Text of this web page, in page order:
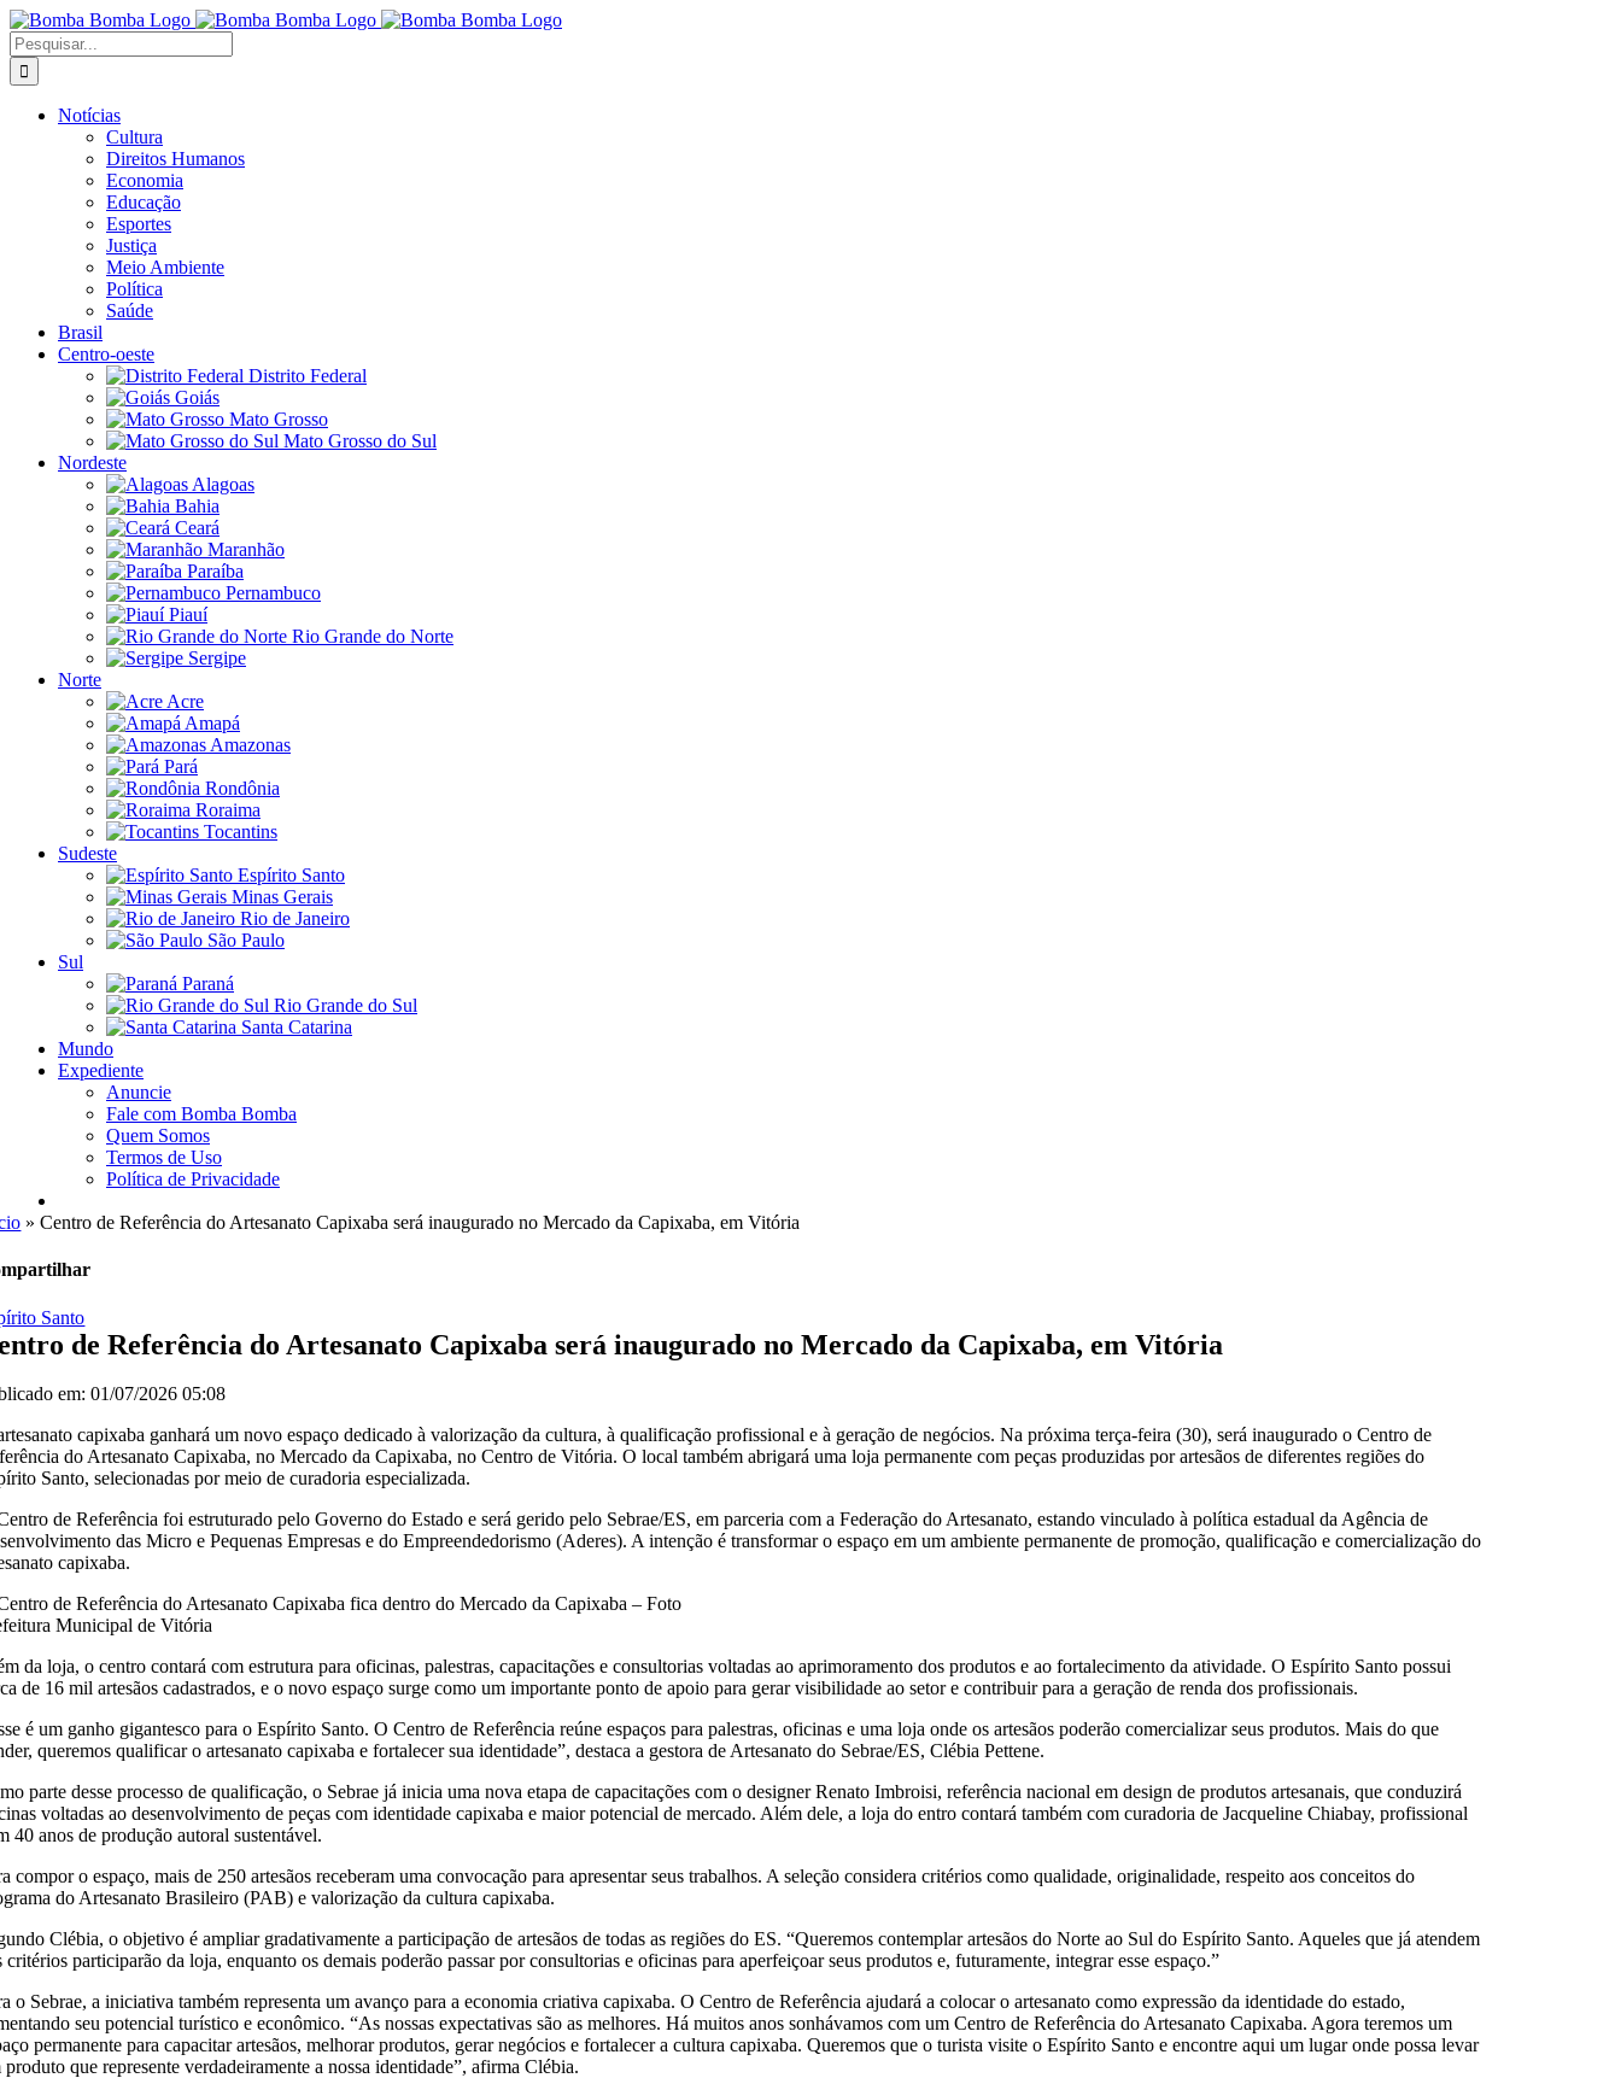
Ir
para
o
conteúdo
Buscar
resultados
para:
Notícias
Cultura
Direitos Humanos
Economia
Educação
Esportes
Justiça
Meio Ambiente
Política
Saúde
Brasil
Centro-oeste
Distrito Federal
Goiás
Mato Grosso
Mato Grosso do Sul
Nordeste
Alagoas
Bahia
Ceará
Maranhão
Paraíba
Pernambuco
Piauí
Rio Grande do Norte
Sergipe
Norte
Acre
Amapá
Amazonas
Pará
Rondônia
Roraima
Tocantins
Sudeste
Espírito Santo
Minas Gerais
Rio de Janeiro
São Paulo
Sul
Paraná
Rio Grande do Sul
Santa Catarina
Mundo
Expediente
Anuncie
Fale com Bomba Bomba
Quem Somos
Termos de Uso
Política de Privacidade
»Centro de Referência do Artesanato Capixaba será inaugurado no Mercado da Capixaba, em Vitória
Santo
de Referência do Artesanato Capixaba será inaugurado no Mercado da Capixaba, em Vitória
em: 01/07/2026 05:08
capixaba ganhará um novo espaço dedicado à valorização da cultura, à qualificação profissional e à geração de negócios. Na próxima terça-feira (30), será inaugurado o Centro de
do Artesanato Capixaba, no Mercado da Capixaba, no Centro de Vitória. O local também abrigará uma loja permanente com peças produzidas por artesãos de diferentes regiões do
Santo, selecionadas por meio de curadoria especializada.
de Referência foi estruturado pelo Governo do Estado e será gerido pelo Sebrae/ES, em parceria com a Federação do Artesanato, estando vinculado à política estadual da Agência de
das Micro e Pequenas Empresas e do Empreendedorismo (Aderes). A intenção é transformar o espaço em um ambiente permanente de promoção, qualificação e comercialização do
capixaba.
de Referência do Artesanato Capixaba fica dentro do Mercado da Capixaba – Foto
Municipal de Vitória
da loja, o centro contará com estrutura para oficinas, palestras, capacitações e consultorias voltadas ao aprimoramento dos produtos e ao fortalecimento da atividade. O Espírito Santo possui
de 16 mil artesãos cadastrados, e o novo espaço surge como um importante ponto de apoio para gerar visibilidade ao setor e contribuir para a geração de renda dos profissionais.
é um ganho gigantesco para o Espírito Santo. O Centro de Referência reúne espaços para palestras, oficinas e uma loja onde os artesãos poderão comercializar seus produtos. Mais do que
queremos qualificar o artesanato capixaba e fortalecer sua identidade”, destaca a gestora de Artesanato do Sebrae/ES, Clébia Pettene.
parte desse processo de qualificação, o Sebrae já inicia uma nova etapa de capacitações com o designer Renato Imbroisi, referência nacional em design de produtos artesanais, que conduzirá
voltadas ao desenvolvimento de peças com identidade capixaba e maior potencial de mercado. Além dele, a loja do entro contará também com curadoria de Jacqueline Chiabay, profissional
40 anos de produção autoral sustentável.
compor o espaço, mais de 250 artesãos receberam uma convocação para apresentar seus trabalhos. A seleção considera critérios como qualidade, originalidade, respeito aos conceitos do
do Artesanato Brasileiro (PAB) e valorização da cultura capixaba.
Clébia, o objetivo é ampliar gradativamente a participação de artesãos de todas as regiões do ES. “Queremos contemplar artesãos do Norte ao Sul do Espírito Santo. Aqueles que já atendem
critérios participarão da loja, enquanto os demais poderão passar por consultorias e oficinas para aperfeiçoar seus produtos e, futuramente, integrar esse espaço.”
o Sebrae, a iniciativa também representa um avanço para a economia criativa capixaba. O Centro de Referência ajudará a colocar o artesanato como expressão da identidade do estado,
seu potencial turístico e econômico. “As nossas expectativas são as melhores. Há muitos anos sonhávamos com um Centro de Referência do Artesanato Capixaba. Agora teremos um
permanente para capacitar artesãos, melhorar produtos, gerar negócios e fortalecer a cultura capixaba. Queremos que o turista visite o Espírito Santo e encontre aqui um lugar onde possa levar
produto que represente verdadeiramente a nossa identidade”, afirma Clébia.